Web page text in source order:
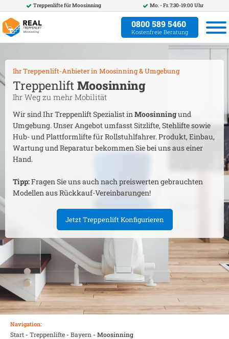
Treppenlifte fürMoosinning Mo. - Fr. 7:30-19:00 Uhr
0800 589 5460
Kostenfreie Beratung
Ihr Treppenlift-Anbieter in Moosinning& Umgebung
Treppenlift Moosinning
Ihr Weg zu mehr Mobilität
Wir sind Ihr Treppenlift Spezialist inMoosinningund
Umgebung. Unser Angebot umfasst Sitzlifte, Stehlifte sowie
Hub- und Plattformlifte für Rollstuhlfahrer. Produkt, Einbau,
Wartung und Reparatur bekommen Sie bei uns aus einer
Hand.
Tipp:Fragen Sie uns auch nach preiswerten gebrauchten
Modellen aus Rückkauf-Vereinbarungen!
Jetzt Treppenlift Konfigurieren
Navigation:
Start- Treppenlifte- Bayern - Moosinning